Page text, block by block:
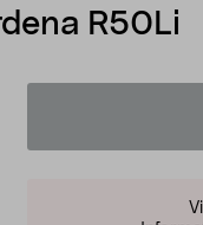
R50Li